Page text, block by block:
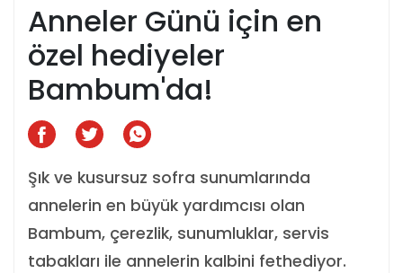
Anneler Günü için en
özel hediyeler
Bambum'da!
Şık ve kusursuz sofra sunumlarında
annelerin en büyük yardımcısı olan
Bambum, çerezlik, sunumluklar, servis
tabakları ile annelerin kalbini fethediyor.